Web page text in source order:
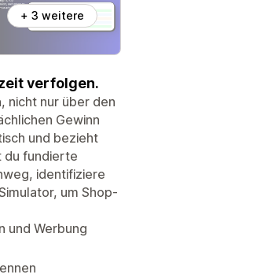
+ 3 weitere
verfolgen.
nicht nur über den
Gewinn
und bezieht
du fundierte
identifiziere
um Shop-
und Werbung